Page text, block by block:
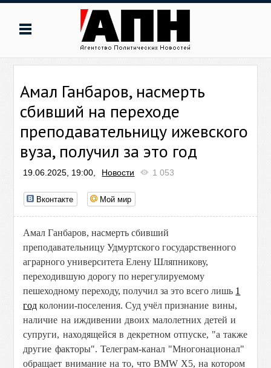
Амал Ганбаров, насмерть
сбивший на переходе
преподавательницу ижевского
вуза, получил за это год
19.06.2025, 19:00, Новости 1 053
Вконтакте Мой мир
Амал Ганбаров, насмерть сбивший
преподавательницу Удмуртского государственного
аграрного университета Елену Шляпникову,
переходившую дорогу по нерегулируемому
пешеходному переходу, получил за это всего лишь 1
год колонии-поселения. Суд учёлпризнание вины,
наличие на иждивении двоих малолетних детей и
супруги, находящейся в декретном отпуске, "а также
другие факторы". Телеграм-канал "Многонационал"
обращает внимание на то, что BMW X5, на котором